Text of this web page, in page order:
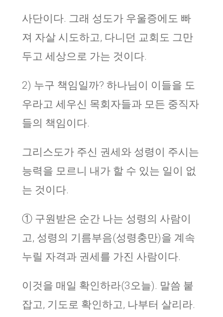
사단이다. 그래 성도가 우울증에도 빠
져 자살 시도하고, 다니던 교회도 그만
두고 세상으로 가는 것이다.
2) 누구 책임일까? 하나님이 이들을 도
우라고 세우신 목회자들과 모든 중직자
들의 책임이다.
그리스도가 주신 권세와 성령이 주시는
능력을 모르니 내가 할 수 있는 일이 없
는 것이다.
① 구원받은 순간 나는 성령의 사람이
고, 성령의 기름부음(성령충만)을 계속
누릴 자격과 권세를 가진 사람이다.
이것을 매일 확인하라(3오늘). 말씀 붙
잡고, 기도로 확인하고, 나부터 살리라.